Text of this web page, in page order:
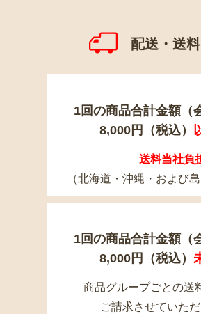
配送・送
1回の商品合計金額（
8,000円（税込）
送料当社負
（北海道・沖縄・および
1回の商品合計金額（
8,000円（税込）
商品グループごとの送
ご請求させていただ